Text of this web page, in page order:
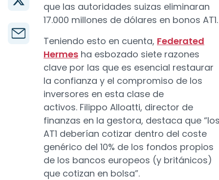
que las autoridades suizas eliminaran
17.000 millones de dólares en bonos AT1.
Teniendo esto en cuenta, Federated
Hermes ha esbozado siete razones
clave por las que es esencial restaurar
la confianza y el compromiso de los
inversores en esta clase de
activos. Filippo Alloatti, director de
finanzas en la gestora, destaca que
AT1 deberían cotizar dentro del coste
genérico del 10% de los fondos propios
de los bancos europeos (y británicos)
que cotizan en bolsa”.